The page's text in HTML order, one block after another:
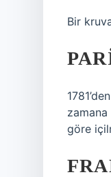
Bir
göre